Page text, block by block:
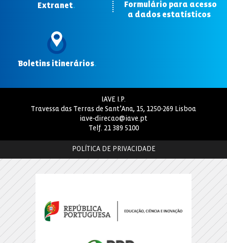
Extranet.
Formulário para acesso
a dados estatísticos
Boletins itinerários.
IAVE I.P.
Travessa das Terras de Sant’Ana, 15, 1250-269 Lisboa
iave-direcao@iave.pt
Telf. 21 389 5100
POLÍTICA DE PRIVACIDADE